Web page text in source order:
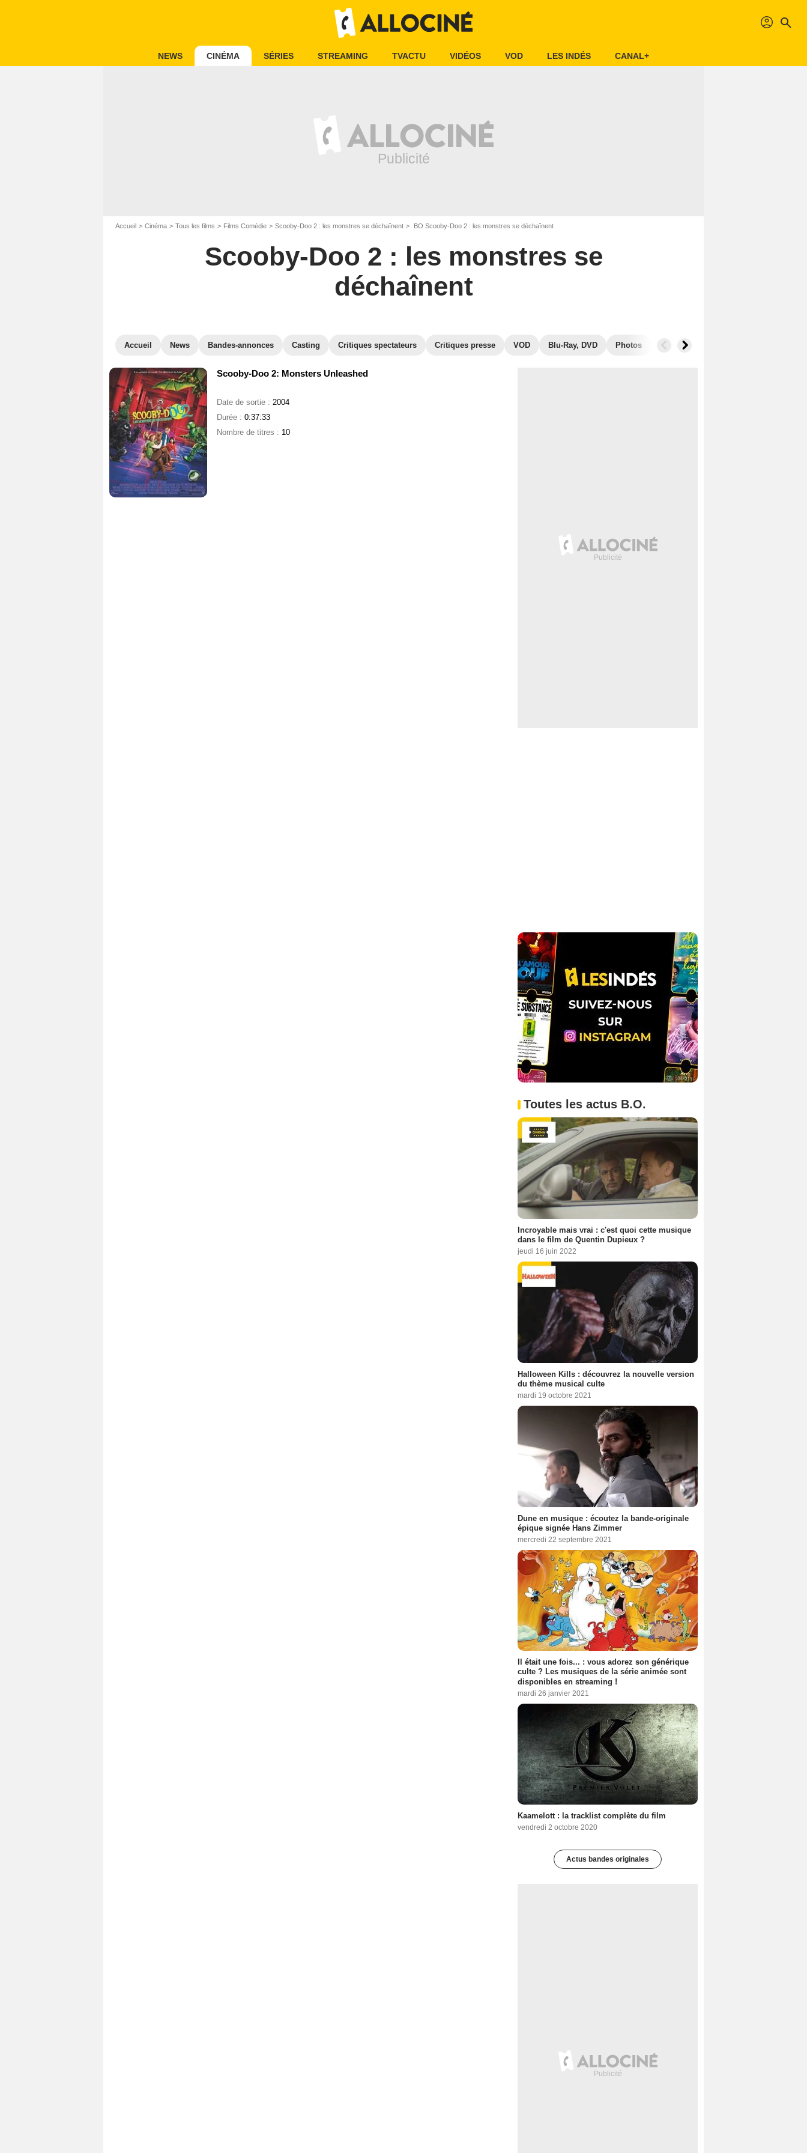
profil search
NEWS CINÉMA SÉRIES STREAMING TVACTU VIDÉOS VOD LES INDÉS CANAL+
Accueil Cinéma Tous les films Films Comédie Scooby-Doo 2 : les monstres se déchaînent BO Scooby-Doo 2 : les monstres se déchaînent
Scooby-Doo 2 : les monstres se
déchaînent
Accueil News Bandes-annonces Casting Critiques spectateurs Critiques presse VOD Blu-Ray, DVD Photos Musique
Scooby-Doo 2: Monsters Unleashed
Date de sortie : 2004
Durée : 0:37:33
Nombre de titres : 10
Toutes les actus B.O.
Incroyable mais vrai : c'est quoi cette musique
dans le film de Quentin Dupieux ?
jeudi 16 juin 2022
Halloween Kills : découvrez la nouvelle version
du thème musical culte
mardi 19 octobre 2021
Dune en musique : écoutez la bande-originale
épique signée Hans Zimmer
mercredi 22 septembre 2021
Il était une fois... : vous adorez son générique
culte ? Les musiques de la série animée sont
disponibles en streaming !
mardi 26 janvier 2021
Kaamelott : la tracklist complète du film
vendredi 2 octobre 2020
Actus bandes originales